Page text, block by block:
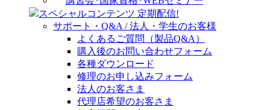
スペシャルコンテンツ 定期配信!
サポート・Q&A / 法人・学生のお客様
よくあるご質問（製品Q&A）
購入後のお問い合わせフォーム
各種ダウンロード
修理のお申し込みフォーム
法人のお客さま
代理店希望のお客さま